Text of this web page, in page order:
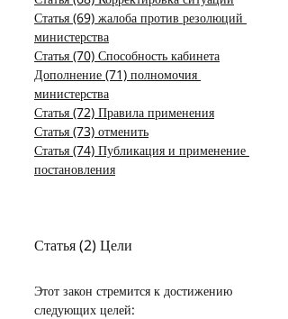
Статья (69) жалоба против резолюций
министерства
Статья (70) Способность кабинета
Дополнение (71) полномочия
министерства
Статья (72) Правила применения
Статья (73) отменить
Статья (74) Публикация и применение
постановления
Статья (2) Цели
Этот закон стремится к достижению
следующих целей: